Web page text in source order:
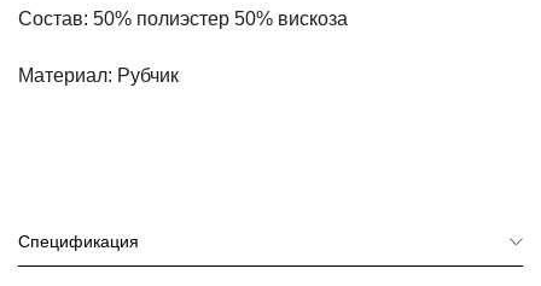
Состав: 50% полиэстер 50% вискоза
Материал: Рубчик
Спецификация